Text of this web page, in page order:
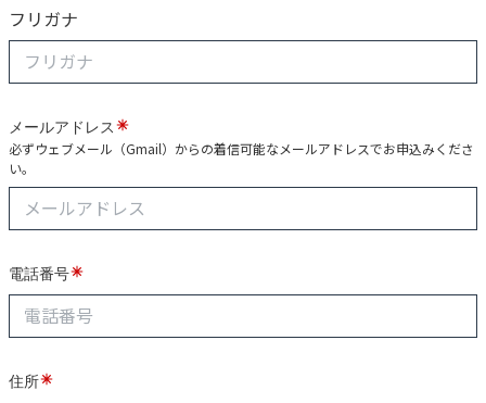
フリガナ
メールアドレス
必ずウェブメール（Gmail）からの着信可能なメールアドレスでお申込みくださ
い。
電話番号
住所